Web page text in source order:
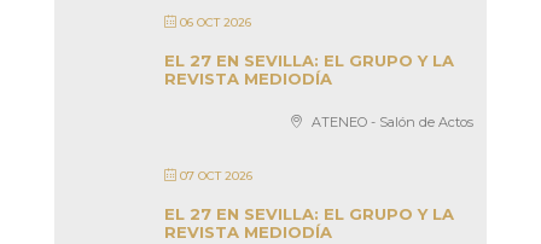
06 OCT 2026
EL 27 EN SEVILLA: EL GRUPO Y LA
REVISTA MEDIODÍA
ATENEO - Salón de Actos
07 OCT 2026
EL 27 EN SEVILLA: EL GRUPO Y LA
REVISTA MEDIODÍA